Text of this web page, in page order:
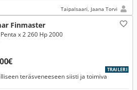
Taipalsaari, Jaana Torvi
Finmaster
x 2 260 Hp 2000
TRAILERI
teräsveneeseen siisti ja toimiva